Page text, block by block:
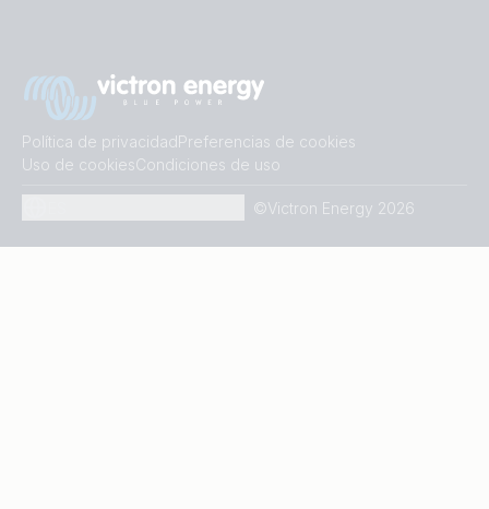
Política de privacidadPreferencias de cookies
Uso de cookiesCondiciones de uso
©Victron Energy 2026